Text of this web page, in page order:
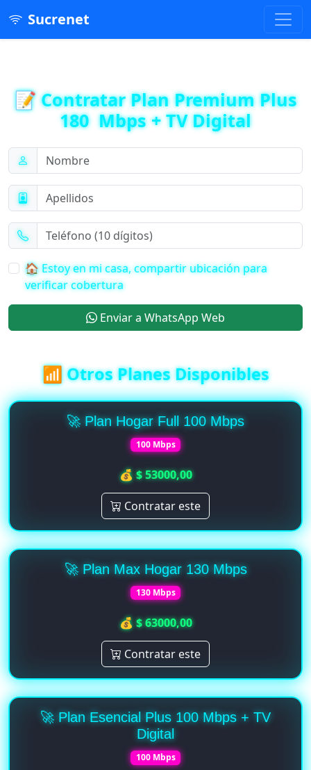
Sucrenet
📝 Contratar Plan Premium Plus
180 Mbps + TV Digital
🏠 Estoy en mi casa, compartir ubicación para
verificar cobertura
Enviar a WhatsApp Web
📶 Otros Planes Disponibles
🚀 Plan Hogar Full 100 Mbps
100 Mbps
💰 $ 53000,00
Contratar este
🚀 Plan Max Hogar 130 Mbps
130 Mbps
💰 $ 63000,00
Contratar este
🚀 Plan Esencial Plus 100 Mbps + TV
Digital
100 Mbps